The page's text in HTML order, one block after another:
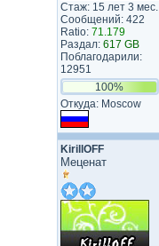
Стаж: 15 лет 3 мес.
Сообщений: 422
Ratio: 71.179
Раздал: 617 GB
Поблагодарили:
12951
100%
Откуда: Moscow
KirillOFF
Меценат